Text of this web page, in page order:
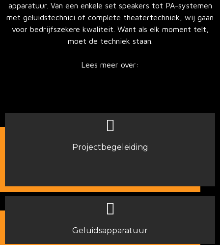
apparatuur. Van een enkele set speakers tot PA-systemen
met geluidstechnici of complete theatertechniek, wij gaan
voor bedrijfszekere kwaliteit. Want als elk moment telt,
moet de techniek staan.
Lees meer over:
Projectbegeleiding
Geluidsapparatuur